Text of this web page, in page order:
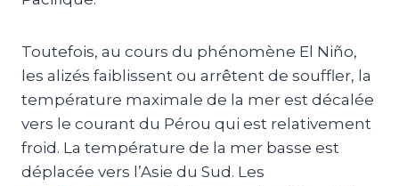
Toutefois, au cours du phénomène El Niño,
les alizés faiblissent ou arrêtent de souffler, la
température maximale de la mer est décalée
vers le courant du Pérou qui est relativement
froid. La température de la mer basse est
déplacée vers l’Asie du Sud. Les